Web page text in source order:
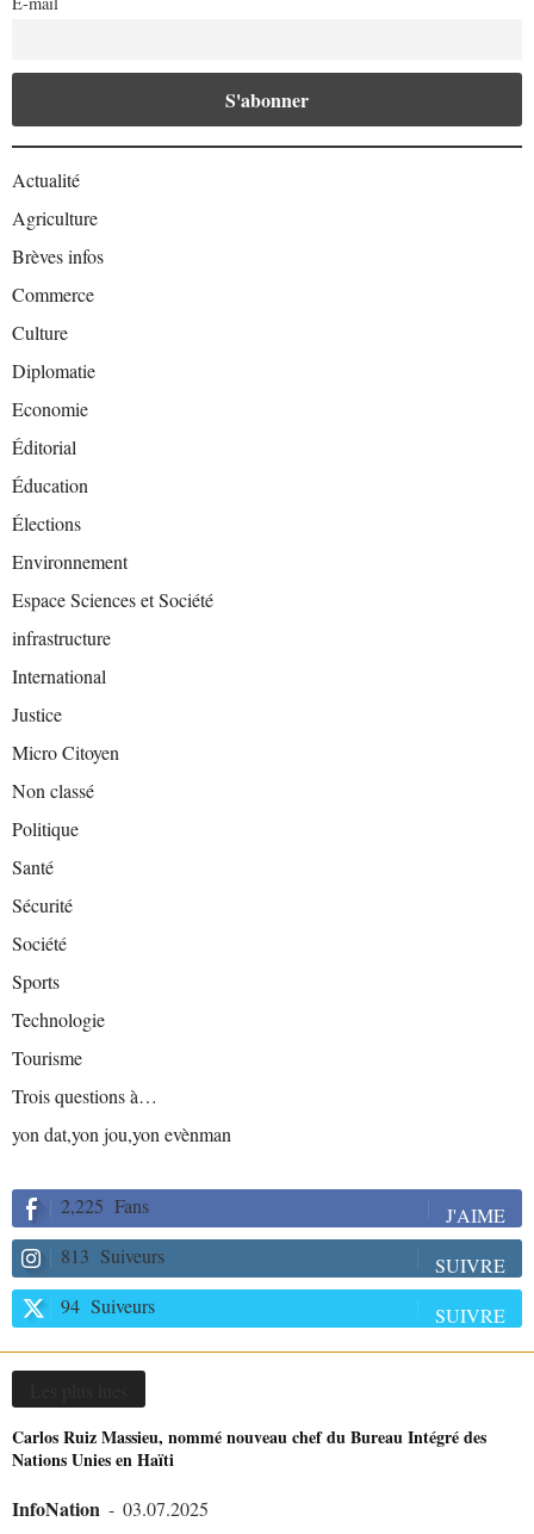
Actualité
Agriculture
Brèves infos
Commerce
Culture
Diplomatie
Economie
Éditorial
Éducation
Élections
Environnement
Espace Sciences et Société
infrastructure
International
Justice
Micro Citoyen
Non classé
Politique
Santé
Sécurité
Société
Sports
Technologie
Tourisme
Trois questions à…
yon dat,yon jou,yon evènman
2,225 Fans
J'AIME
813 Suiveurs
SUIVRE
94 Suiveurs SUIVRE
Carlos Ruiz Massieu, nommé nouveau chef du Bureau Intégré des
Nations Unies en Haïti
InfoNation - 03.07.2025